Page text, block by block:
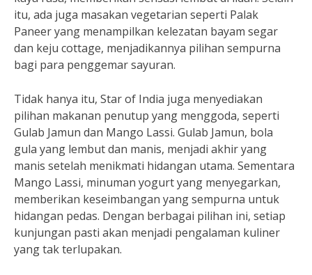
itu, ada juga masakan vegetarian seperti Palak
Paneer yang menampilkan kelezatan bayam segar
dan keju cottage, menjadikannya pilihan sempurna
bagi para penggemar sayuran.
Tidak hanya itu, Star of India juga menyediakan
pilihan makanan penutup yang menggoda, seperti
Gulab Jamun dan Mango Lassi. Gulab Jamun, bola
gula yang lembut dan manis, menjadi akhir yang
manis setelah menikmati hidangan utama. Sementara
Mango Lassi, minuman yogurt yang menyegarkan,
memberikan keseimbangan yang sempurna untuk
hidangan pedas. Dengan berbagai pilihan ini, setiap
kunjungan pasti akan menjadi pengalaman kuliner
yang tak terlupakan.